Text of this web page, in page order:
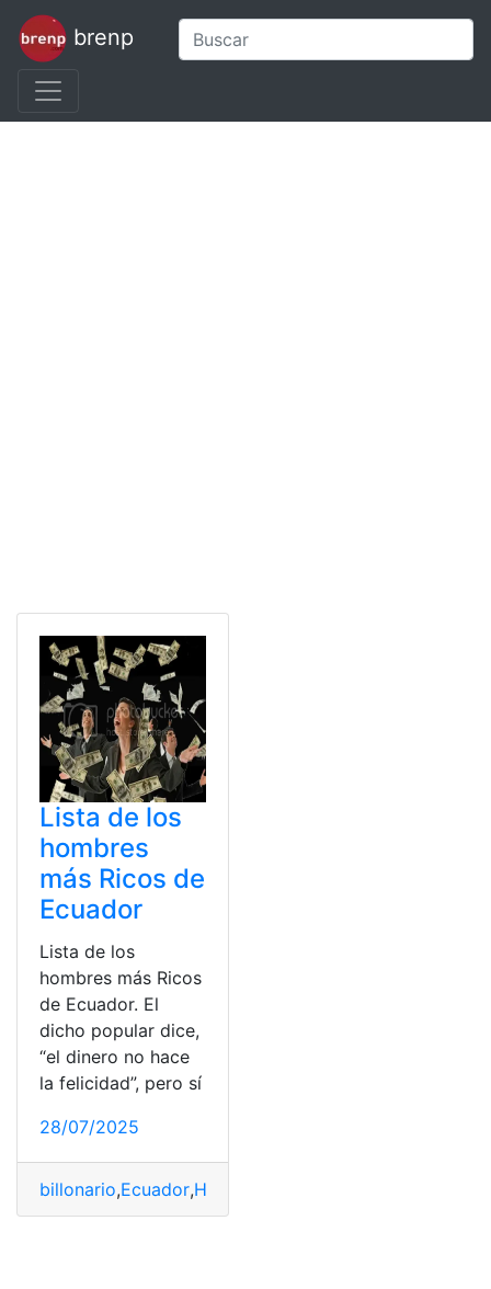
brenp
Lista de los
hombres
más Ricos de
Ecuador
Lista de los
hombres más Ricos
de Ecuador. El
dicho popular dice,
“el dinero no hace
la felicidad”, pero sí
28/07/2025
billonario,Ecuador,Hombres